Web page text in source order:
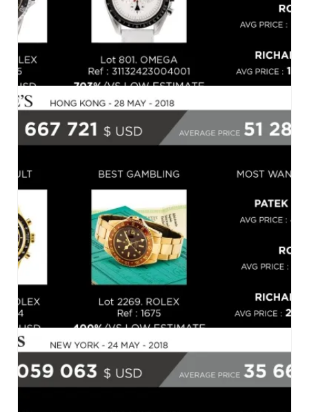
MARCHÉ